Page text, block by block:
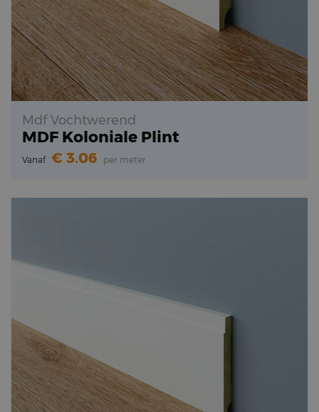
Mdf Vochtwerend
MDF Koloniale Plint
Vanaf 3.06 per meter